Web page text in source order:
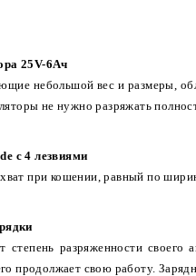
25V-6Ач
небольшой вес и размеры,
не нужно разряжать
с 4 лезвиями
при кошении, равный по
степень разряженности
продолжает свою работу.